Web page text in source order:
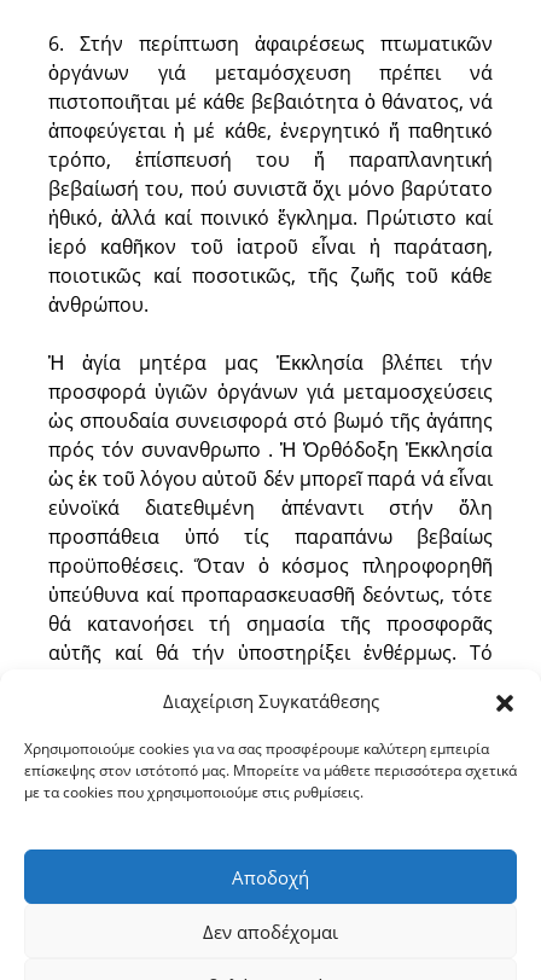
Διαχείριση Συγκατάθεσης
Χρησιμοποιούμε cookies για να σας προσφέρουμε καλύτερη εμπειρία
επίσκεψης στον ιστότοπό μας. Μπορείτε να μάθετε περισσότερα σχετικά
με τα cookies που χρησιμοποιούμε στις ρυθμίσεις.
Αποδοχή
Δεν αποδέχομαι
6. Στήν περίπτωση ἀφαιρέσεως πτωματικῶν
ὀργάνων γιά μεταμόσχευση πρέπει νά
πιστοποιῆται μέ κάθε βεβαιότητα ὁ θάνατος, νά
ἀποφεύγεται ἡ μέ κάθε, ἐνεργητικό ἤ παθητικό
τρόπο, ἐπίσπευσή του ἤ παραπλανητική
βεβαίωσή του, πού συνιστᾶ ὄχι μόνο βαρύτατο
ἠθικό, ἀλλά καί ποινικό ἔγκλημα. Πρώτιστο καί
ἱερό καθῆκον τοῦ ἰατροῦ εἶναι ἡ παράταση,
ποιοτικῶς καί ποσοτικῶς, τῆς ζωῆς τοῦ κάθε
ἀνθρώπου.
Ἡ ἁγία μητέρα μας Ἐκκλησία βλέπει τήν
προσφορά ὑγιῶν ὀργά­νων γιά μεταμοσχεύσεις
ὡς σπουδαία συνεισφορά στό βωμό τῆς ἀγάπης
πρός τόν συνανθρωπο . Ἡ Ὀρθόδοξη Ἐκκλησία
ὡς ἐκ τοῦ λόγου αὐτοῦ δέν μπορεῖ παρά νά εἶναι
εὐνοϊκά διατεθιμένη ἀπέναντι στήν ὅλη
προσπάθεια ὑπό τίς παραπάνω βεβαίως
προϋποθέσεις. Ὅταν ὁ κόσμος πληροφορηθῆ
ὑπεύθυνα καί προπαρασκευασθῆ δεόντως, τότε
θά κατανοήσει τή σημασία τῆς προσφορᾶς
αὐτῆς καί θά τήν ὑποστηρίξει ἐνθέρμως. Τό
† Ὁ Σερρῶν καί Νιγρίτης Θεολόγος
1 2 … 6 Επόμενο→